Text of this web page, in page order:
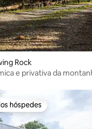
Rock
e privativa da
hóspedes mais apreciados
hóspedes